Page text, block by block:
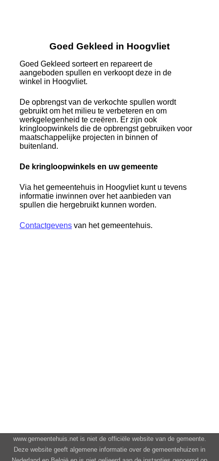
Goed Gekleed in Hoogvliet
Goed Gekleed sorteert en repareert de
aangeboden spullen en verkoopt deze in de
winkel in Hoogvliet.
De opbrengst van de verkochte spullen wordt
gebruikt om het milieu te verbeteren en om
werkgelegenheid te creëren. Er zijn ook
kringloopwinkels die de opbrengst gebruiken voor
maatschappelijke projecten in binnen of
buitenland.
De kringloopwinkels en uw gemeente
Via het gemeentehuis in Hoogvliet kunt u tevens
informatie inwinnen over het aanbieden van
spullen die hergebruikt kunnen worden.
Contactgevens van het gemeentehuis.
www.gemeentehuis.net is niet de officiële website van de gemeente.
Deze website geeft algemene informatie over de gemeentehuizen in